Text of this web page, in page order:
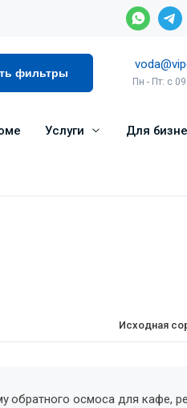
фильтры
Пн - Пт: с
Услуги Для
Исходная
обратного осмоса для кафе,